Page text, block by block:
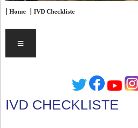
|Home |IVD Checkliste
≡
IVD CHECKLISTE